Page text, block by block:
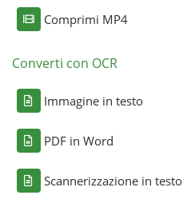
Comprimi MP4
Converti con OCR
Immagine in testo
PDF in Word
Scannerizzazione in testo